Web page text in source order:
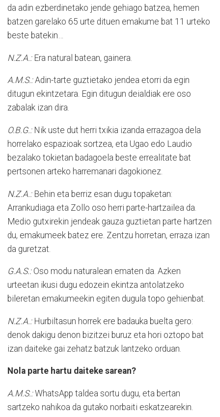
da adin ezberdinetako jende gehiago batzea, hemen
batzen garelako 65 urte dituen emakume bat 11 urteko
beste batekin…
N.Z.A.:Era natural batean, gainera.
A.M.S.:Adin-tarte guztietako jendea etorri da egin
ditugun ekintzetara. Egin ditugun deialdiak ere oso
zabalak izan dira.
O.B.G.:Nik uste dut herri txikia izanda errazagoa dela
horrelako espazioak sortzea, eta Ugao edo Laudio
bezalako tokietan badagoela beste errealitate bat
pertsonen arteko harremanari dagokionez.
N.Z.A.:Behin eta berriz esan dugu topaketan:
Arrankudiaga eta Zollo oso herri parte-hartzailea da.
Medio gutxirekin jendeak gauza guztietan parte hartzen
du, emakumeek batez ere. Zentzu horretan, erraza izan
da guretzat.
G.A.S.:Oso modu naturalean ematen da. Azken
urteetan ikusi dugu edozein ekintza antolatzeko
bileretan emakumeekin egiten dugula topo gehienbat.
N.Z.A.:Hurbiltasun horrek ere badauka buelta gero:
denok dakigu denon bizitzei buruz eta hori oztopo bat
izan daiteke gai zehatz batzuk lantzeko orduan.
Nola parte hartu daiteke sarean?
A.M.S.:WhatsApp taldea sortu dugu, eta bertan
sartzeko nahikoa da gutako norbaiti eskatzearekin.